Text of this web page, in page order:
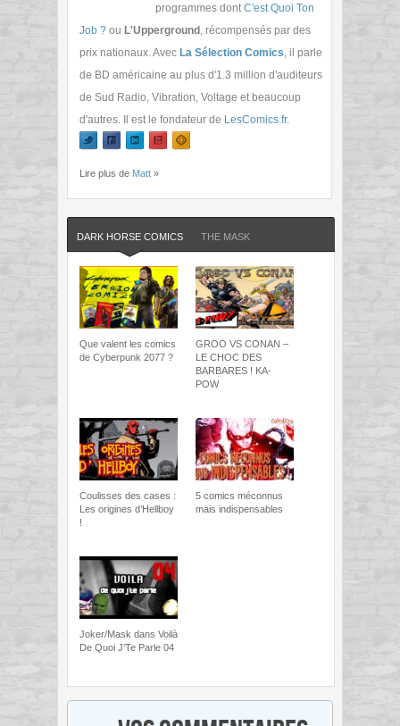
programmes dontC'est Quoi Ton
Job ? ou L'Upperground , récompensés par des
prix nationaux. Avec La Sélection Comics, il parle
de BD américaine au plus d'1.3 million d'auditeurs
de Sud Radio, Vibration, Voltage et beaucoup
d'autres. Il est le fondateur de LesComics.fr.
Lire plus de Matt »
DARK HORSE COMICS THE MASK
Que valent les comics
de Cyberpunk 2077 ?
GROO VS CONAN –
LE CHOC DES
BARBARES ! KA-
POW
Coulisses des cases :
Les origines d’Hellboy
!
5 comics méconnus
mais indispensables
Joker/Mask dans Voilà
De Quoi J’Te Parle 04